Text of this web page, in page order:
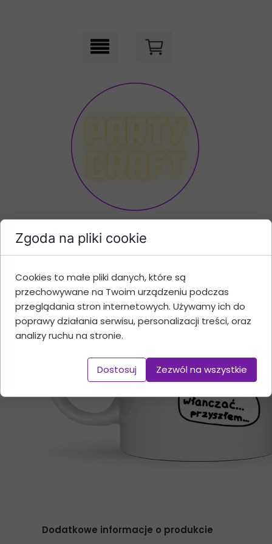
Dodatkowe informacje o produkcie
Zgoda na pliki cookie
Cookies to małe pliki danych, które są
przechowywane na Twoim urządzeniu podczas
przeglądania stron internetowych. Używamy ich do
poprawy działania serwisu, personalizacji treści, oraz
analizy ruchu na stronie.
Dostosuj Zezwól na wszystkie